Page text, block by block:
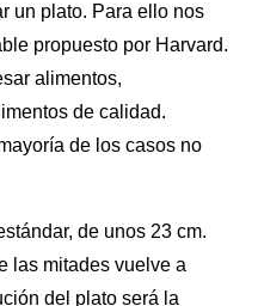
un plato. Para ello nos
propuesto por Harvard.
alimentos,
de calidad.
de los casos no
de unos 23 cm.
las mitades vuelve a
del plato será la